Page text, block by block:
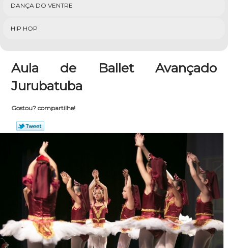
DANÇA DO VENTRE
HIP HOP
Aula de Ballet Avançado
Jurubatuba
Gostou? compartilhe!